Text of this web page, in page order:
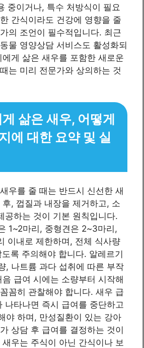
중이거나, 특수 처방식이 필요
간식이라도 건강에 영향을 줄
의 조언이 필수적입니다. 최근
물 영양상담 서비스도 활성화되
게 삶은 새우를 포함한 새로운
는 미리 전문가와 상의하는 것
삶은 새우, 어떻게
에 대한 요약 및 실
우를 줄 때는 반드시 신선한 새
, 껍질과 내장을 제거하고, 소
공하는 것이 기본 원칙입니다.
1~2마리, 중형견은 2~3마리,
이내로 제한하며, 전체 식사량
록 주의해야 합니다. 알레르기
, 나트륨 과다 섭취에 따른 부작
급여 시에는 소량부터 시작해
꼼히 관찰해야 합니다. 새우 급
나타나면 즉시 급여를 중단하고
야 하며, 만성질환이 있는 강아
상담 후 급여를 결정하는 것이
우는 주식이 아닌 간식이나 보